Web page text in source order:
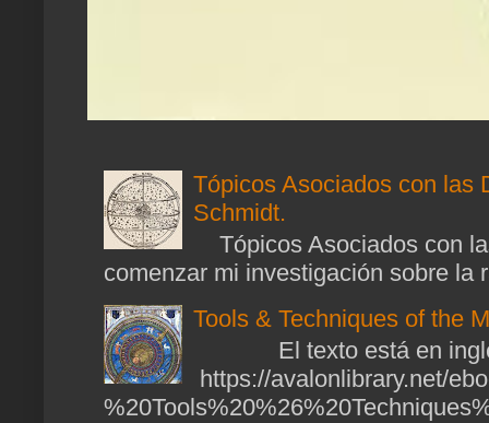
Tópicos Asociados con las
Schmidt.
Tópicos Asociados con
comenzar mi investigación sobre la
Tools & Techniques of the
El texto está en
https://avalonlibrary.net/